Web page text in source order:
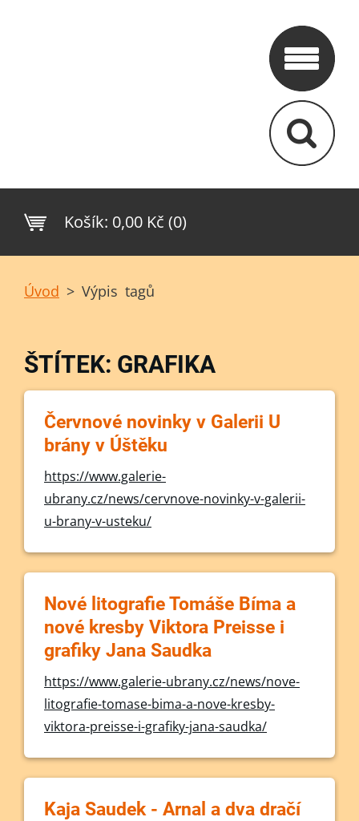
Košík: 0,00 Kč (0)
Úvod > Výpis tagů
ŠTÍTEK: GRAFIKA
Červnové novinky v Galerii U
brány v Úštěku
https://www.galerie-
ubrany.cz/news/cervnove-novinky-v-galerii-
u-brany-v-usteku/
Nové litografie Tomáše Bíma a
nové kresby Viktora Preisse i
grafiky Jana Saudka
https://www.galerie-ubrany.cz/news/nove-
litografie-tomase-bima-a-nove-kresby-
viktora-preisse-i-grafiky-jana-saudka/
Kaja Saudek - Arnal a dva dračí